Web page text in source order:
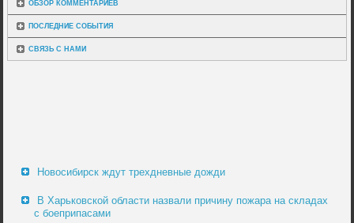
ОБЗОР КОММЕНТАРИЕВ
ПОСЛЕДНИЕ СОБЫТИЯ
СВЯЗЬ С НАМИ
Новосибирск ждут трехдневные дожди
В Харьковской области назвали причину пожара на складах
с боеприпасами